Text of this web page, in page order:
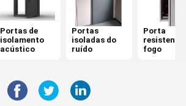
Portas de
isolamento
acústico
Portas
isoladas do
ruído
Porta
resistente
fogo